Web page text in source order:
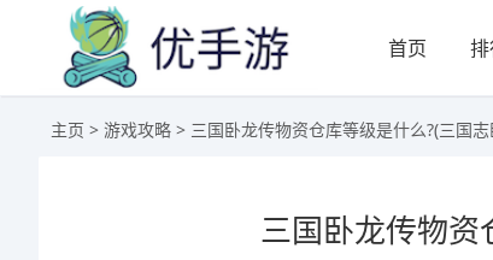
首页
主页 > 游戏攻略 > 三国卧龙传物资仓库等级是什么?(三国
三国卧龙传物